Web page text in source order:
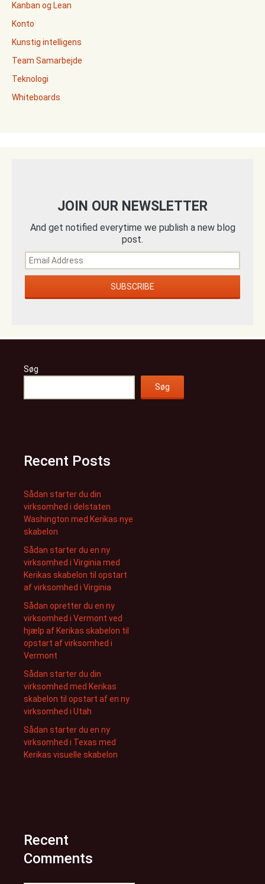
Kanban og Lean
Konto
Kunstig intelligens
Team Samarbejde
Teknologi
Whiteboards
JOIN OUR NEWSLETTER
And get notified everytime we publish a new blog
post.
Søg
Søg
Recent Posts
Sådan starter du din
virksomhed i delstaten
Washington med Kerikas nye
skabelon
Sådan starter du en ny
virksomhed i Virginia med
Kerikas skabelon til opstart
af virksomhed i Virginia
Sådan opretter du en ny
virksomhed i Vermont ved
hjælp af Kerikas skabelon til
opstart af virksomhed i
Vermont
Sådan starter du din
virksomhed med Kerikas
skabelon til opstart af en ny
virksomhed i Utah
Sådan starter du en ny
virksomhed i Texas med
Kerikas visuelle skabelon
Recent
Comments